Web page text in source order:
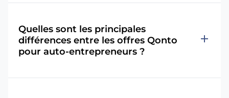
Quelles sont les principales
différences entre les offres Qonto
pour auto-entrepreneurs ?
add